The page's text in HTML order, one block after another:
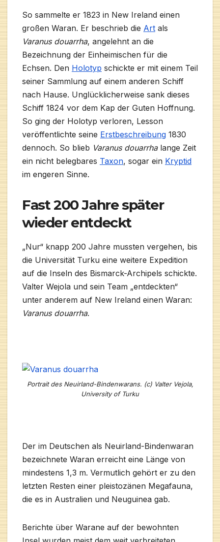
So sammelte er 1823 in New Ireland einen
großen Waran. Er beschrieb die Art als
Varanus douarrha, angelehnt an die
Bezeichnung der Einheimischen für die
Echsen. Den Holotyp schickte er mit einem Teil
seiner Sammlung auf einem anderen Schiff
nach Hause. Unglücklicherweise sank dieses
Schiff 1824 vor dem Kap der Guten Hoffnung.
So ging der Holotyp verloren, Lesson
veröffentlichte seine Erstbeschreibung 1830
dennoch. So blieb Varanus douarrhalange Zeit
ein nicht belegbares Taxon, sogar ein Kryptid
im engeren Sinne.
Fast 200 Jahre später
wieder entdeckt
„Nur“ knapp 200 Jahre mussten vergehen, bis
die Universität Turku eine weitere Expedition
auf die Inseln des Bismarck-Archipels schickte.
Valter Wejola und sein Team „entdeckten“
unter anderem auf New Ireland einen Waran:
Varanus douarrha.
Portrait des Neuirland-Bindenwarans. (c) Valter Vejola,
University of Turku
Der im Deutschen als Neuirland-Bindenwaran
bezeichnete Waran erreicht eine Länge von
mindestens 1,3 m. Vermutlich gehört er zu den
letzten Resten einer pleistozänen Megafauna,
die es in Australien und Neuguinea gab.
Berichte über Warane auf der bewohnten